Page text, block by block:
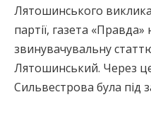
Лятошинського
партії, газета «Правда»
звинувачувальну
Лятошинський. Через
Сильвестрова була під